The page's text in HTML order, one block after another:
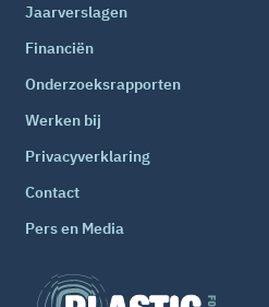
Jaarverslagen
Financiën
Onderzoeksrapporten
Werken bij
Privacyverklaring
Contact
Pers en Media